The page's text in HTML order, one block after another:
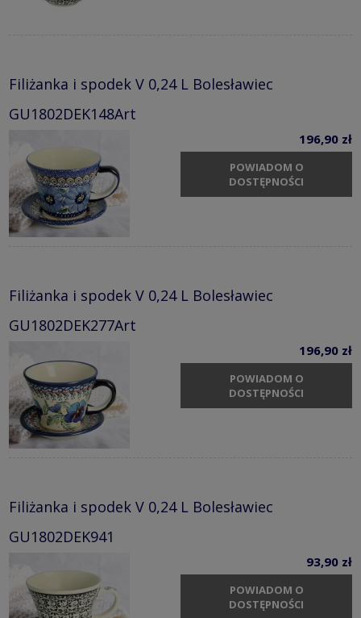
Filiżanka i spodek V 0,24 L Bolesławiec
GU1802DEK148Art
196,90 zł
POWIADOM O
DOSTĘPNOŚCI
Filiżanka i spodek V 0,24 L Bolesławiec
GU1802DEK277Art
196,90 zł
POWIADOM O
DOSTĘPNOŚCI
Filiżanka i spodek V 0,24 L Bolesławiec
GU1802DEK941
93,90 zł
POWIADOM O
DOSTĘPNOŚCI